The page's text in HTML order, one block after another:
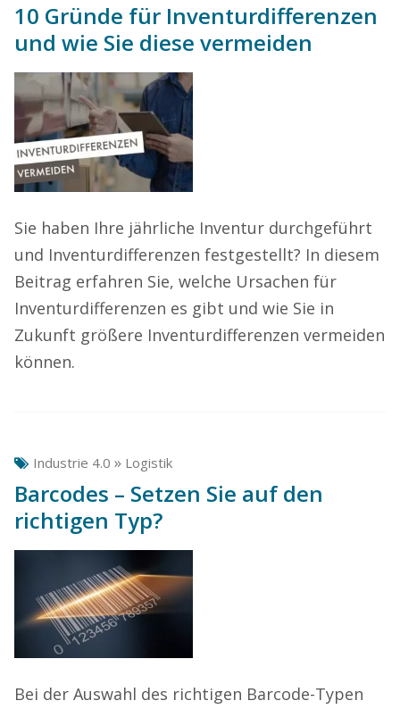
10 Gründe für Inventurdifferenzen
und wie Sie diese vermeiden
Sie haben Ihre jährliche Inventur durchgeführt
und Inventurdifferenzen festgestellt? In diesem
Beitrag erfahren Sie, welche Ursachen für
Inventurdifferenzen es gibt und wie Sie in
Zukunft größere Inventurdifferenzen vermeiden
können.
Industrie 4.0 » Logistik
Barcodes – Setzen Sie auf den
richtigen Typ?
Bei der Auswahl des richtigen Barcode-Typen